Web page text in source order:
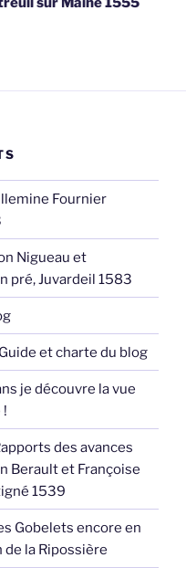
Fournier
Nigueau et
pré, Juvardeil 1583
Guide et charte du blog
je découvre la vue
!
des avances
Berault et Françoise
1539
Gobelets encore en
la Ripossière